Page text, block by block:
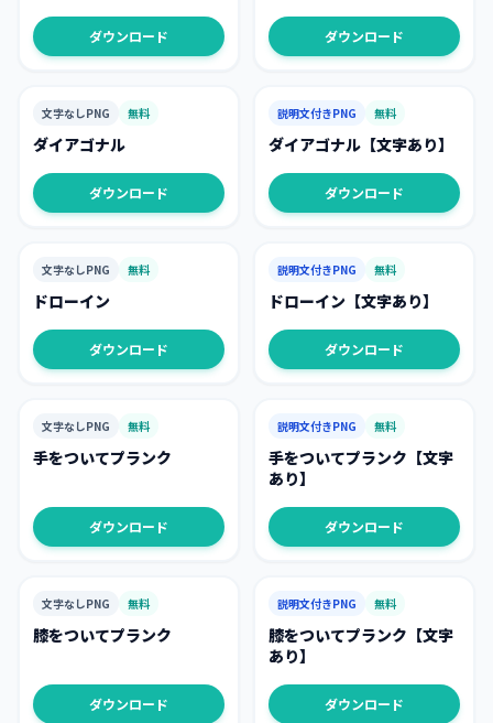
ダウンロード ダウンロード
文字なしPNG 無料
ダイアゴナル
ダウンロード
説明文付きPNG 無料
ダイアゴナル【文字あり】
ダウンロード
文字なしPNG 無料
ドローイン
ダウンロード
説明文付きPNG 無料
ドローイン【文字あり】
ダウンロード
文字なしPNG 無料
手をついてプランク
ダウンロード
説明文付きPNG 無料
手をついてプランク【文字
あり】
ダウンロード
文字なしPNG 無料
膝をついてプランク
ダウンロード
説明文付きPNG 無料
膝をついてプランク【文字
あり】
ダウンロード